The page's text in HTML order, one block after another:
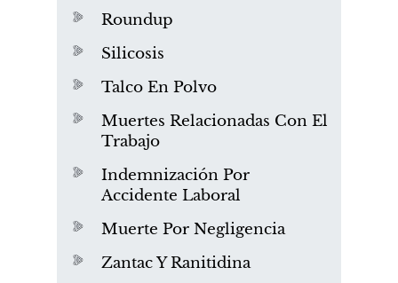
Roundup
Silicosis
Talco En Polvo
Muertes Relacionadas Con El
Trabajo
Indemnización Por
Accidente Laboral
Muerte Por Negligencia
Zantac Y Ranitidina